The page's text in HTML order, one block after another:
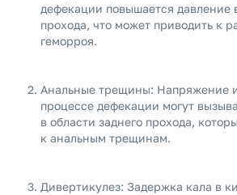
дефекации повышается давление
прохода, что может приводить к
геморроя.
Анальные трещины: Напряжение
процессе дефекации могут
в области заднего прохода,
к анальным трещинам.
Дивертикулез: Задержка кала в